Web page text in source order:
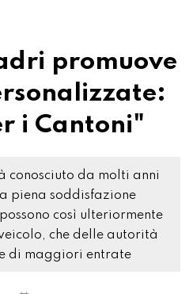
promuove
i Cantoni"
conosciuto da molti anni
piena soddisfazione
così ulteriormente
che delle autorità
di maggiori entrate